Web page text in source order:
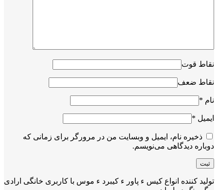
نقاط قوت
نقاط ضعف
نام *
ایمیل *
ذخیره نام، ایمیل و وبسایت من در مرورگر برای زمانی که
دوباره دیدگاهی می‌نویسم.
تولید کننده انواع کیس ء پاور ء کیبرد ء موس با کاربری خانگی ارادی